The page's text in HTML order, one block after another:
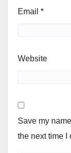
Email *
Website
Save my
the next time I